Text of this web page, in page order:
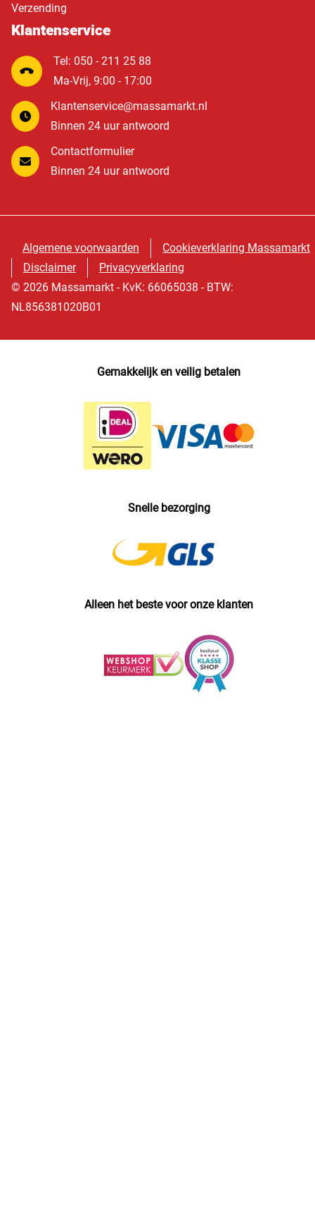
Verzending
Klantenservice
Tel: 050 - 211 25 88
Ma-Vrij, 9:00 - 17:00
Klantenservice@massamarkt.nl
Binnen 24 uur antwoord
Contactformulier
Binnen 24 uur antwoord
Algemene voorwaarden
Cookieverklaring Massamarkt
Disclaimer
Privacyverklaring
© 2026 Massamarkt - KvK: 66065038 - BTW:
NL856381020B01
Gemakkelijk en veilig betalen
Snelle bezorging
Alleen het beste voor onze klanten